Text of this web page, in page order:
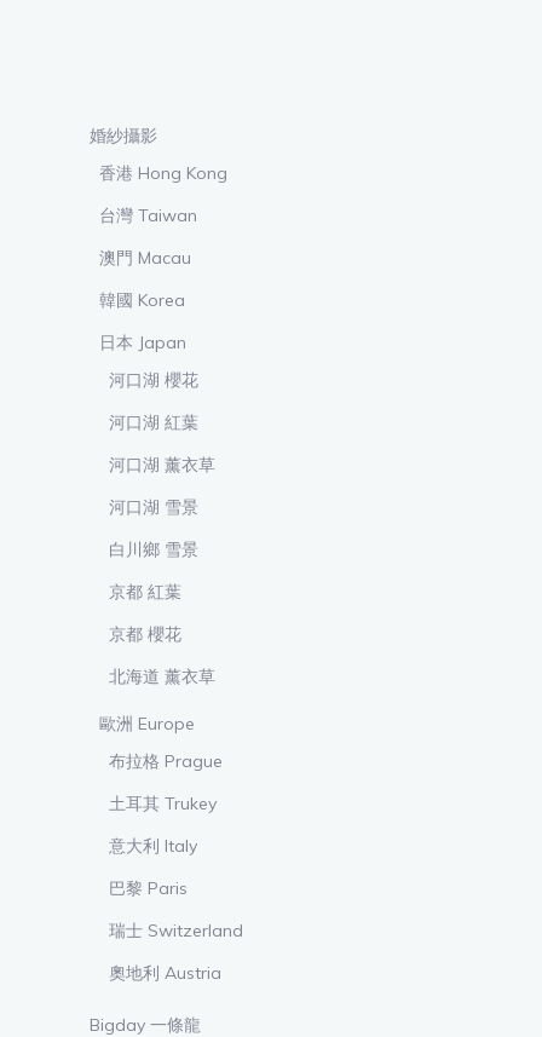
婚紗攝影
香港 Hong Kong
台灣 Taiwan
澳門 Macau
韓國 Korea
日本 Japan
河口湖 櫻花
河口湖 紅葉
河口湖 薰衣草
河口湖 雪景
白川鄉 雪景
京都 紅葉
京都 櫻花
北海道 薰衣草
歐洲 Europe
布拉格 Prague
土耳其 Trukey
意大利 Italy
巴黎 Paris
瑞士 Switzerland
奧地利 Austria
Bigday 一條龍